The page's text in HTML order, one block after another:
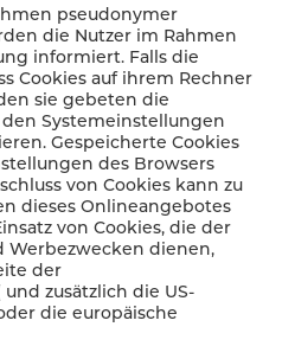
pseudonymer
die Nutzer im Rahmen
informiert. Falls die
Cookies auf ihrem Rechner
sie gebeten die
Systemeinstellungen
Gespeicherte Cookies
des Browsers
von Cookies kann zu
dieses Onlineangebotes
von Cookies, die der
Werbezwecken dienen,
der
zusätzlich die US-
die europäische